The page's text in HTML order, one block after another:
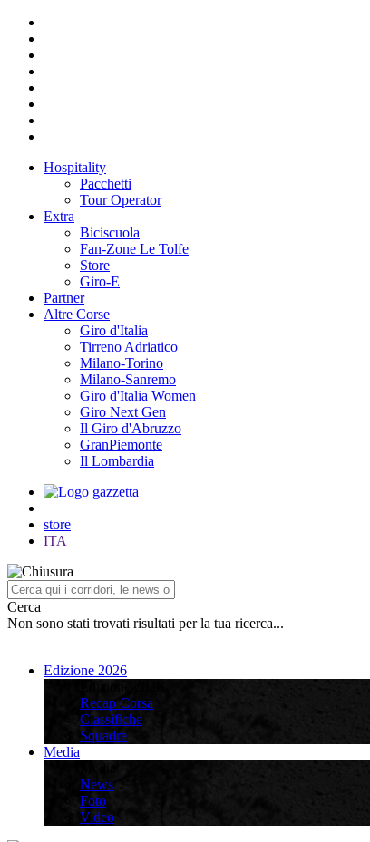
Hospitality
Pacchetti
Tour Operator
Extra
Biciscuola
Fan-Zone Le Tolfe
Store
Giro-E
Partner
Altre Corse
Giro d'Italia
Tirreno Adriatico
Milano-Torino
Milano-Sanremo
Giro d'Italia Women
Giro Next Gen
Il Giro d'Abruzzo
GranPiemonte
Il Lombardia
store
ITA
Cerca
Non sono stati trovati risultati per la tua ricerca...
Edizione 2026
Recap Corsa
Classifiche
Squadre
Media
News
Foto
Video